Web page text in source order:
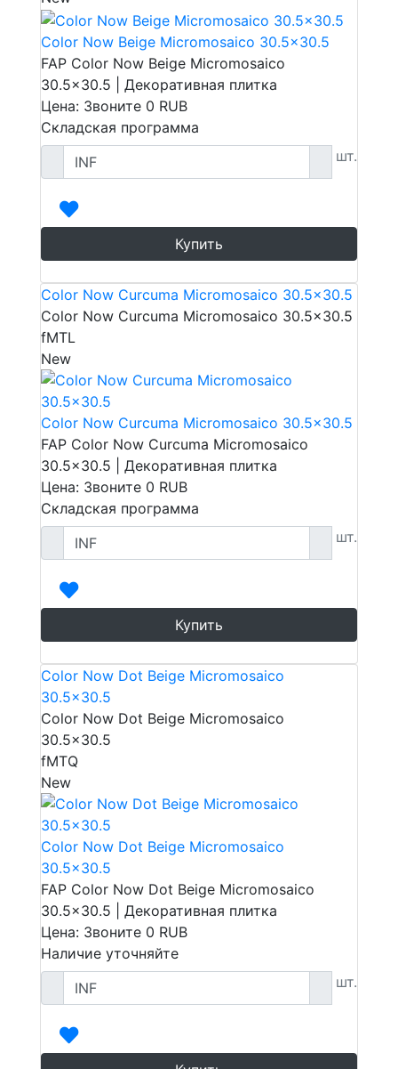
Color Now Beige Micromosaico 30.5x30.5
FAP Color Now Beige Micromosaico
30.5x30.5 | Декоративная плитка
Цена: Звоните 0 RUB
Складская программа
шт.
Купить
Color Now Curcuma Micromosaico 30.5x30.5
Color Now Curcuma Micromosaico 30.5x30.5
fMTL
New
Color Now Curcuma Micromosaico 30.5x30.5
FAP Color Now Curcuma Micromosaico
30.5x30.5 | Декоративная плитка
Цена: Звоните 0 RUB
Складская программа
шт.
Купить
Color Now Dot Beige Micromosaico
30.5x30.5
Color Now Dot Beige Micromosaico
30.5x30.5
fMTQ
New
Color Now Dot Beige Micromosaico
30.5x30.5
FAP Color Now Dot Beige Micromosaico
30.5x30.5 | Декоративная плитка
Цена: Звоните 0 RUB
Наличие уточняйте
шт.